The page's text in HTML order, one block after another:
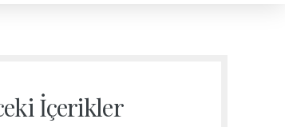
İçerikler